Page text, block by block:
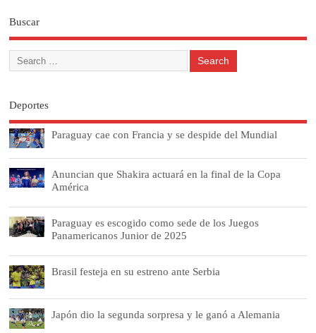
Buscar
Deportes
Paraguay cae con Francia y se despide del Mundial
Anuncian que Shakira actuará en la final de la Copa
América
Paraguay es escogido como sede de los Juegos
Panamericanos Junior de 2025
Brasil festeja en su estreno ante Serbia
Japón dio la segunda sorpresa y le ganó a Alemania